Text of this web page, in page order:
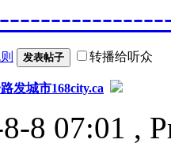
发表帖子 转播给听众
发城市168city.ca
8 07:01 ,